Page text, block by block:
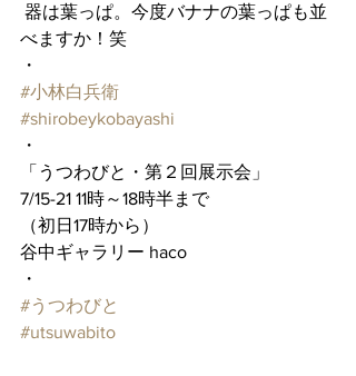
べますか！笑
・
#小林白兵衛
#shirobeykobayashi
・
「うつわびと・第２回展示会」
7/15-21 11時～18時半まで
（初日17時から）
谷中ギャラリー haco
・
#うつわびと
#utsuwabito